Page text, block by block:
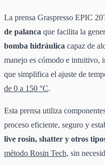
La prensa Graspresso EPIC
de palanca que facilita la
bomba hidráulica capaz de
manejo es cómodo e intuitivo,
que simplifica el ajuste de
de 0 a 150 °C.
Esta prensa utiliza
proceso eficiente, seguro y
live rosin, shatter y otros
método Rosin Tech, sin